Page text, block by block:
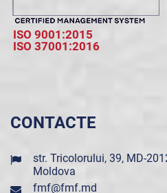
ISO 9001:2015
ISO 37001:2016
CONTACTE
str. Tricolorului, 39, MD-
Moldova
fmf@fmf.md